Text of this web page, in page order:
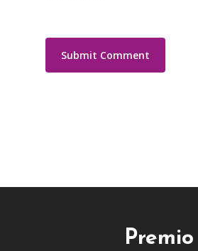
Premio